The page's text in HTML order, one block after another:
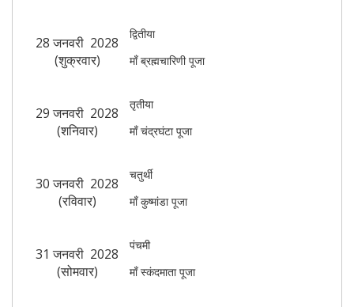
28 जनवरी 2028
(शुक्रवार)
द्वितीया
माँ ब्रह्मचारिणी पूजा
29 जनवरी 2028
(शनिवार)
तृतीया
माँ चंद्रघंटा पूजा
30 जनवरी 2028
(रविवार)
चतुर्थी
माँ कुष्मांडा पूजा
31 जनवरी 2028
(सोमवार)
पंचमी
माँ स्कंदमाता पूजा